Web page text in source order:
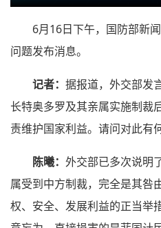
6月16日下午，国防部新
问题发布消息。
记者： 据报道，外交部发
长特奥多罗及其亲属实施制裁
责维护国家利益。请问对此有
陈曦： 外交部已多次说明
属受到中方制裁，完全是其咎
权、安全、发展利益的正当举